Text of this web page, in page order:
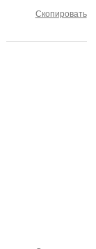
Скопировать